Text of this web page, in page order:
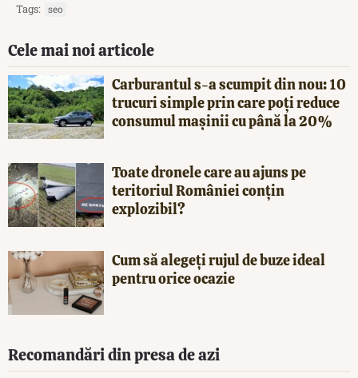
Tags: seo
Cele mai noi articole
Carburantul s-a scumpit din nou: 10
trucuri simple prin care poți reduce
consumul mașinii cu până la 20%
Toate dronele care au ajuns pe
teritoriul României conțin
explozibil?
Cum să alegeți rujul de buze ideal
pentru orice ocazie
Recomandări din presa de azi